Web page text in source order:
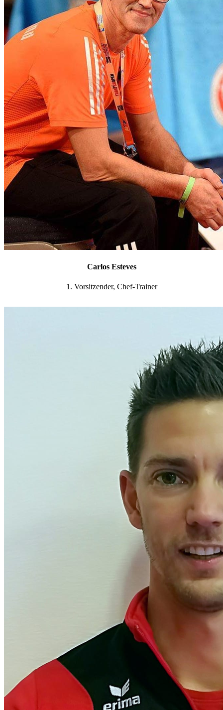
Carlos Esteves
1. Vorsitzender, Chef-Trainer